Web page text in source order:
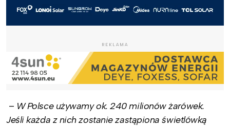
REKLAMA
– W Polsce używamy ok. 240 milionów żarówek.
Jeśli każda z nich zostanie zastąpiona świetlówką